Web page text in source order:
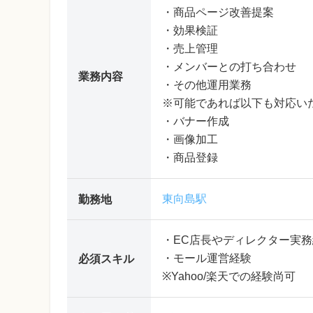
業務内容
・商品ページ改善提案
・効果検証
・売上管理
・メンバーとの打ち合わせ
・その他運用業務
※可能であれば以下も対応い
・バナー作成
・画像加工
・商品登録
勤務地 東向島駅
必須スキル
・EC店長やディレクター実
・モール運営経験
※Yahoo/楽天での経験尚可